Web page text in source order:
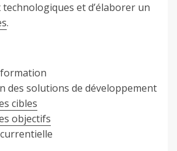
et d’élaborer un
.
des solutions de développement
cibles
objectifs